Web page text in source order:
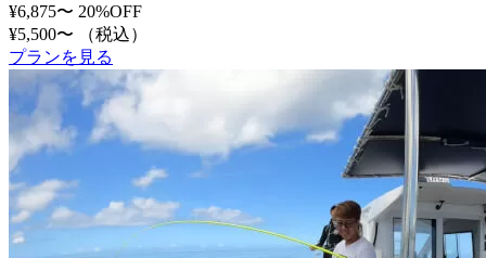
¥6,875〜 20%OFF
¥5,500〜
（税込）
プランを見る